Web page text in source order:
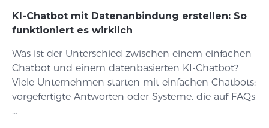
KI-Chatbot mit Datenanbindung erstellen: So
funktioniert es wirklich
Was ist der Unterschied zwischen einem einfachen
Chatbot und einem datenbasierten KI-Chatbot?
Viele Unternehmen starten mit einfachen Chatbots:
vorgefertigte Antworten oder Systeme, die auf FAQs
...